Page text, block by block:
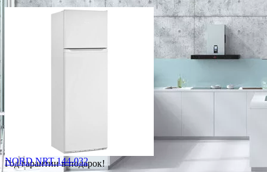
Год гарантии в подарок!
NORD NRT 144-032